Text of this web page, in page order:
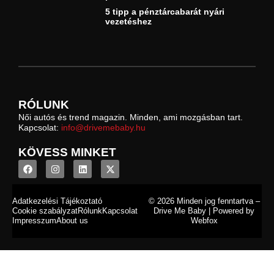
5 tipp a pénztárcabarát nyári
vezetéshez
RÓLUNK
Női autós és trend magazin. Minden, ami mozgásban tart.
Kapcsolat: info@drivemebaby.hu
KÖVESS MINKET
© 2026 Minden jog fenntartva –
Drive Me Baby | Powered by
Webfox
Adatkezelési Tájékoztató
Cookie szabályzatRólunkKapcsolat
ImpresszumAbout us